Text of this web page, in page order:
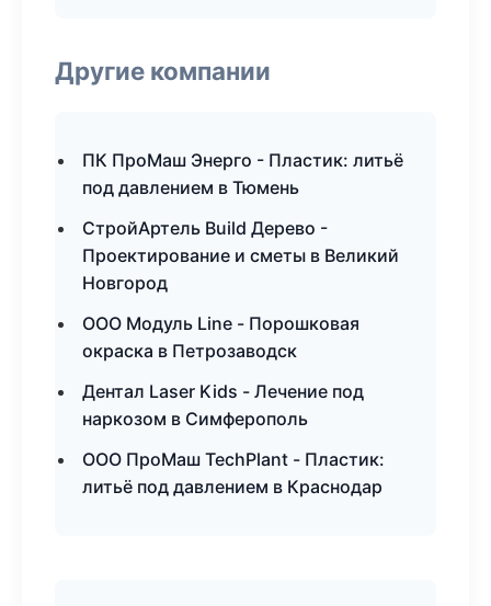
Другие компании
ПК ПроМаш Энерго - Пластик: литьё
под давлением в Тюмень
СтройАртель Build Дерево -
Проектирование и сметы в Великий
Новгород
ООО Модуль Line - Порошковая
окраска в Петрозаводск
Дентал Laser Kids - Лечение под
наркозом в Симферополь
ООО ПроМаш TechPlant - Пластик:
литьё под давлением в Краснодар